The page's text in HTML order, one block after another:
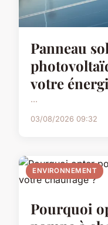
Panneau
votre
...
03/08/2026 09:32
ENVIRONNEMENT
Pourquoi